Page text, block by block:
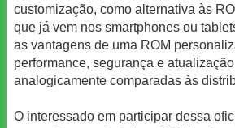
customização, como alternativa às
que já vem nos smartphones ou
as vantagens de uma ROM
performance, segurança e
analogicamente comparadas às
O interessado em participar dessa